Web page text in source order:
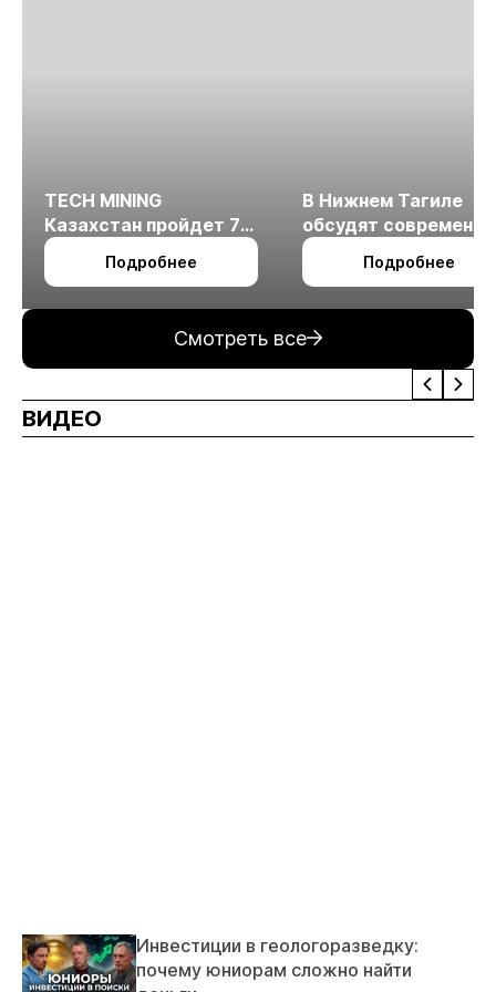
TECH MINING
Казахстан пройдет 7
октября в Алматы
Подробнее
В Нижнем Тагиле
обсудят
технологии
измельчения
Подробнее
Смотреть все
ВИДЕО
Инвестиции в геологоразведку:
почему юниорам сложно найти